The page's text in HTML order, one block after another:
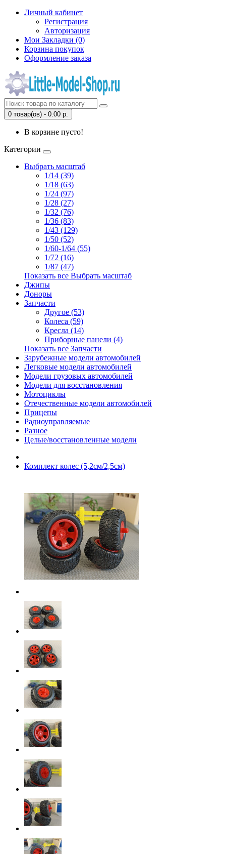
Личный кабинет
Регистрация
Авторизация
Мои Закладки (0)
Корзина покупок
Оформление заказа
0 товар(ов) - 0.00 р.
В корзине пусто!
Категории
Выбрать масштаб
1/14 (39)
1/18 (63)
1/24 (97)
1/28 (27)
1/32 (76)
1/36 (83)
1/43 (129)
1/50 (52)
1/60-1/64 (55)
1/72 (16)
1/87 (47)
Показать все Выбрать масштаб
Джипы
Доноры
Запчасти
Другое (53)
Колеса (59)
Кресла (14)
Приборные панели (4)
Показать все Запчасти
Зарубежные модели автомобилей
Легковые модели автомобилей
Модели грузовых автомобилей
Модели для восстановления
Мотоциклы
Отечественные модели автомобилей
Прицепы
Радиоуправляемые
Разное
Целые/восстановленные модели
Комплект колес (5,2см/2,5см)